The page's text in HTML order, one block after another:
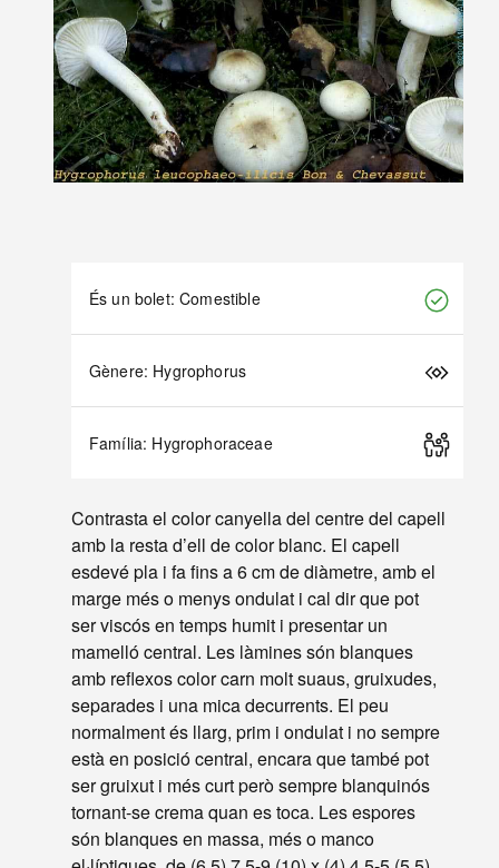
És un bolet: Comestible
Gènere: Hygrophorus
Família: Hygrophoraceae
Contrasta el color canyella del centre del capell
amb la resta d’ell de color blanc. El capell
esdevé pla i fa fins a 6 cm de diàmetre, amb el
marge més o menys ondulat i cal dir que pot
ser viscós en temps humit i presentar un
mamelló central. Les làmines són blanques
amb reflexos color carn molt suaus, gruixudes,
separades i una mica decurrents. El peu
normalment és llarg, prim i ondulat i no sempre
està en posició central, encara que també pot
ser gruixut i més curt però sempre blanquinós
tornant-se crema quan es toca. Les espores
són blanques en massa, més o manco